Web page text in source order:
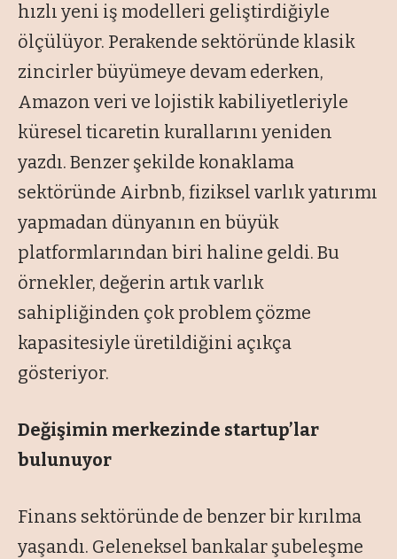
hızlı yeni iş modelleri geliştirdiğiyle
ölçülüyor. Perakende sektöründe klasik
zincirler büyümeye devam ederken,
Amazon veri ve lojistik kabiliyetleriyle
küresel ticaretin kurallarını yeniden
yazdı. Benzer şekilde konaklama
sektöründe Airbnb, fiziksel varlık yatırımı
yapmadan dünyanın en büyük
platformlarından biri haline geldi. Bu
örnekler, değerin artık varlık
sahipliğinden çok problem çözme
kapasitesiyle üretildiğini açıkça
gösteriyor.
Değişimin merkezinde startup’lar
bulunuyor
Finans sektöründe de benzer bir kırılma
yaşandı. Geleneksel bankalar şubeleşme